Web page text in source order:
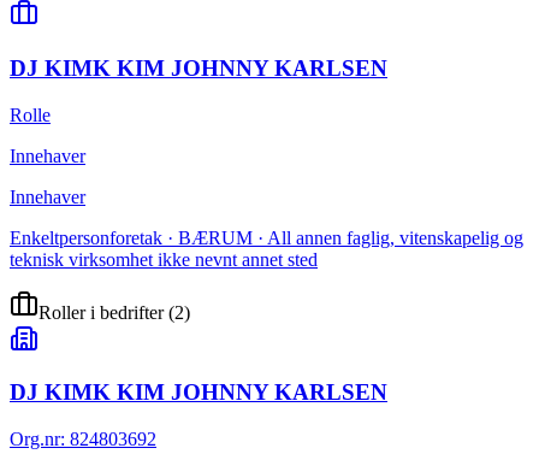
DJ KIMK KIM JOHNNY KARLSEN
Rolle
Innehaver
Innehaver
Enkeltpersonforetak · BÆRUM · All annen faglig, vitenskapelig og
teknisk virksomhet ikke nevnt annet sted
Roller i bedrifter(2)
DJ KIMK KIM JOHNNY KARLSEN
Org.nr: 824803692